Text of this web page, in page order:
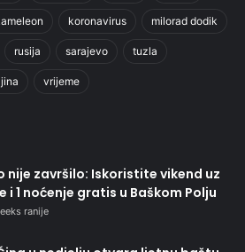
koronavirus milorad dodik
rusija sarajevo tuzla
vrijeme
nije završilo: Iskoristite vikend uz
i 1 noćenje gratis u Baškom Polju
ranije